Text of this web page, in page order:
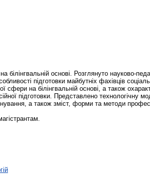
основі. Розглянуто науково-
підготовки майбутніх фахівців
сфери на білінгвальній основі, а також
підготовки. Представлено технологічну
а також зміст, форми та методи